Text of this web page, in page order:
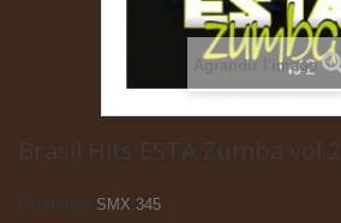
Agrandir l'image
Brasil Hits ESTA Zumba vol.2
Référence
SMX 345